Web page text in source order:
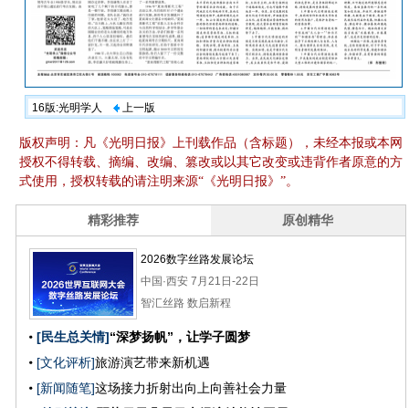
16版:光明学人 上一版
版权声明：凡《光明日报》上刊载作品（含标题），未经本报或本网
授权不得转载、摘编、改编、篡改或以其它改变或违背作者原意的方
式使用，授权转载的请注明来源“《光明日报》”。